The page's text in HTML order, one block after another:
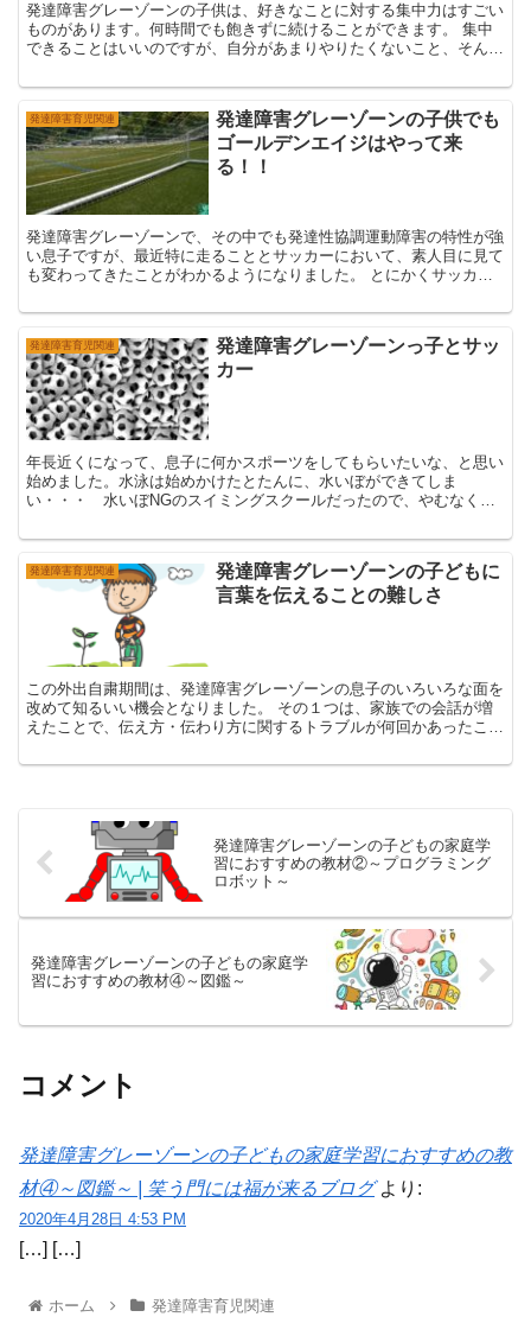
発達障害グレーゾーンの子供は、好きなことに対する集中力はすごい
ものがあります。何時間でも飽きずに続けることができます。 集中
できることはいいのですが、自分があまりやりたくないこと、そんな
発達障害育児関連
発達障害グレーゾーンの子供でも
ゴールデンエイジはやって来
る！！
発達障害グレーゾーンで、その中でも発達性協調運動障害の特性が強
い息子ですが、最近特に走ることとサッカーにおいて、素人目に見て
も変わってきたことがわかるようになりました。 とにかくサッカー
発達障害育児関連
発達障害グレーゾーンっ子とサッ
カー
年長近くになって、息子に何かスポーツをしてもらいたいな、と思い
始めました。水泳は始めかけたとたんに、水いぼができてしま
い・・・ 水いぼNGのスイミングスクールだったので、やむなく一
発達障害育児関連
発達障害グレーゾーンの子どもに
言葉を伝えることの難しさ
この外出自粛期間は、発達障害グレーゾーンの息子のいろいろな面を
改めて知るいい機会となりました。 その１つは、家族での会話が増
えたことで、伝え方・伝わり方に関するトラブルが何回かあったこと
発達障害グレーゾーンの子どもの家庭学
習におすすめの教材②～プログラミング
ロボット～
発達障害グレーゾーンの子どもの家庭学
習におすすめの教材④～図鑑～
コメント
発達障害グレーゾーンの子どもの家庭学習におすすめの教
材④～図鑑～ | 笑う門には福が来るブログ より:
2020年4月28日 4:53 PM
[…] […]
ホーム 発達障害育児関連